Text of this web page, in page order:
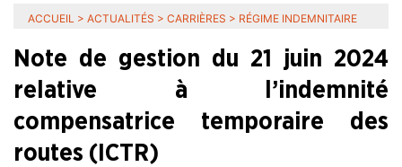
ACCUEIL > ACTUALITÉS > CARRIÈRES > RÉGIME INDEMNITAIRE
Note de gestion du 21 juin 2024
relative à l’indemnité
compensatrice temporaire des
routes (ICTR)